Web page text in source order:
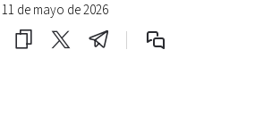
11 de mayo de 2026